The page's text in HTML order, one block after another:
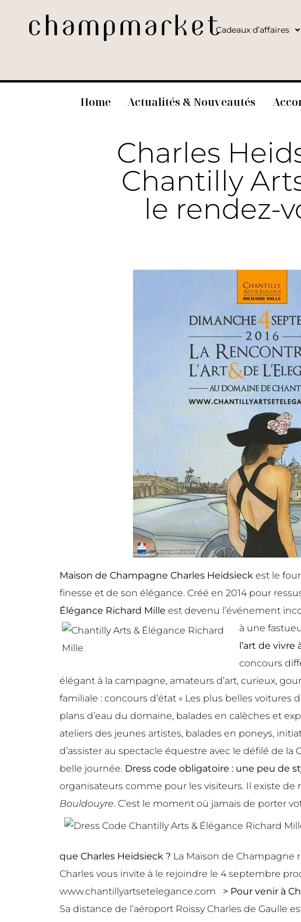
Cadeaux d’affaires
Home Actualités & Nouveautés
Charles
Chantilly
le rendez-
Maison de Champagne Charles Heidsieck est le
finesse et de son élégance. Créé en 2014 pour
Élégance Richard Mille est devenu l’événement
à une
l’art de vivre
concours
élégant à la campagne, amateurs d’art, curieux,
familiale : concours d’état « Les plus belles voitures
plans d’eau du domaine, balades en calèches et
ateliers des jeunes artistes, balades en poneys,
d’assister au spectacle équestre avec le défilé de
belle journée. Dress code obligatoire : une peu de
organisateurs comme pour les visiteurs. Il existe
Bouldouyre. C’est le moment où jamais de porter
que Charles Heidsieck ? La Maison de Champagne
Charles vous invite à le rejoindre le 4 septembre
www.chantillyartsetelegance.com
> Pour venir à
Sa distance de l’aéroport Roissy Charles de